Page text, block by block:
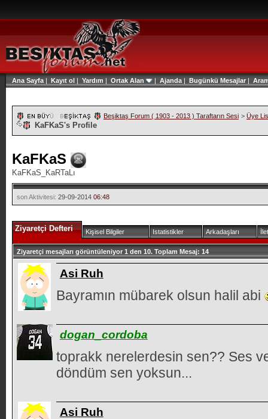
Ana Sayfa | Kayıt ol | Yardım | Ortak Alan | Ajanda | Bugünkü Mesajlar|
Beşiktaş Forum ( 1903 - 2013 ) Taraftarın Sesi > Üye
KaFKaS's Profile
KaFKaS
KaFKaS_KaRTaLı
son Aktivitesi: 29-09-2014 06:48
Ziyaretçi Defteri Kişisel Bilgiler Istatistikler Arkadaşları
Ziyaretçi mesajları görüntüleniyor 1 den 10.Toplam Mesaj: 14
Asi Ruh
Bayramın mübarek olsun halil abi
dogan_cordoba
toprakk nerelerdesin sen?? Ses
döndüm sen yoksun...
Asi Ruh